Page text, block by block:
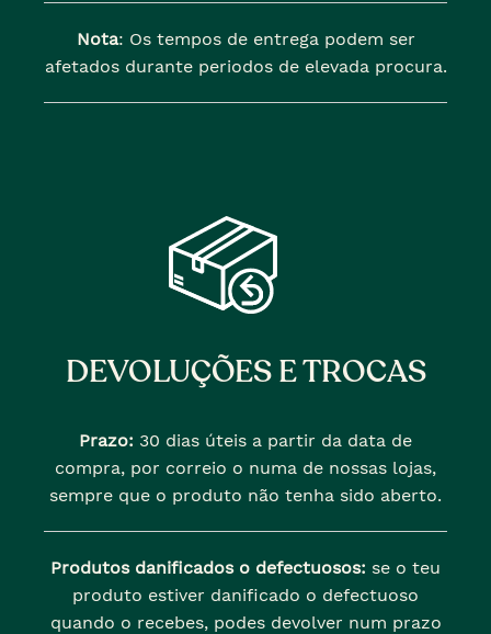
Nota: Os tempos de entrega podem ser
afetados durante periodos de elevada procura.
DEVOLUÇÕES E TROCAS
Prazo: 30 dias úteis a partir da data de
compra, por correio o numa de nossas lojas,
sempre que o produto não tenha sido aberto.
Produtos danificados o defectuosos: se o teu
produto estiver danificado o defectuoso
quando o recebes, podes devolver num prazo